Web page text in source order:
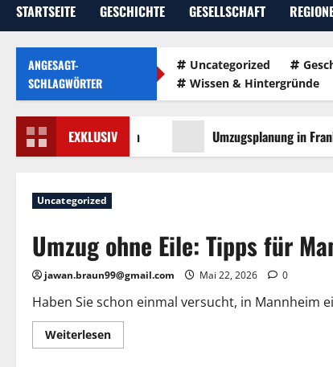
STARTSEITE GESCHICHTE GESELLSCHAFT
ANGESAGT-
SCHLAGWÖRTER
Uncategorized
Wissen & Hintergründe
EXKLUSIV
für Mannheim Umzugsplanung in
Uncategorized
Umzug ohne Eile: Tipps für
jawan.braun99@gmail.com Mai 22, 2026 0
Haben Sie schon einmal versucht, in Mannheim
WeiterlesenMehr
Informationen